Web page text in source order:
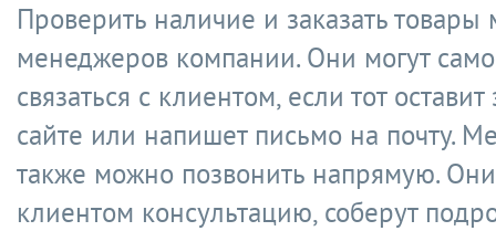
Проверить наличие и заказать
менеджеров компании. Они могут
связаться с клиентом, если тот оставит
сайте или напишет письмо на почту.
также можно позвонить напрямую.
клиентом консультацию, соберут